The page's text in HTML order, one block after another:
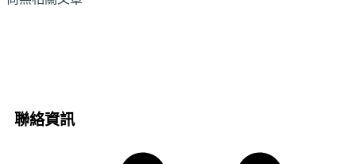
聯絡資訊